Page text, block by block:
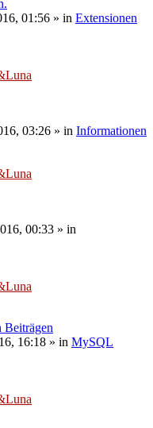
01:56 » in Extensionen
03:26 » in Informationen
00:33 » in
Beiträgen
16:18 » in MySQL